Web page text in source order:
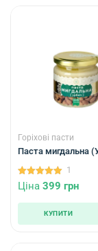
Горіхові пасти
Паста мигдальна
5.00
out of 5
1
Ціна 399 грн
КУПИТИ